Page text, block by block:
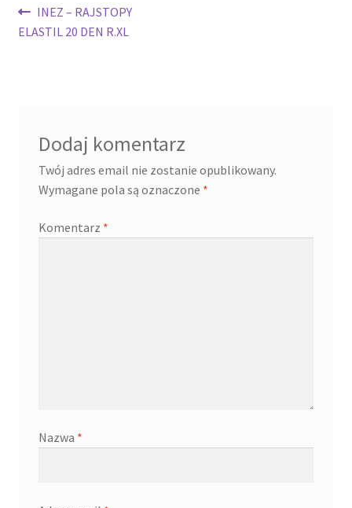
Nawigacja
wpisu
Poprzedni
wpis:
INEZ – RAJSTOPY
ELASTIL 20 DEN R.XL
Dodaj komentarz
Twój adres email nie zostanie opublikowany.
Wymagane pola są oznaczone *
Komentarz *
Nazwa *